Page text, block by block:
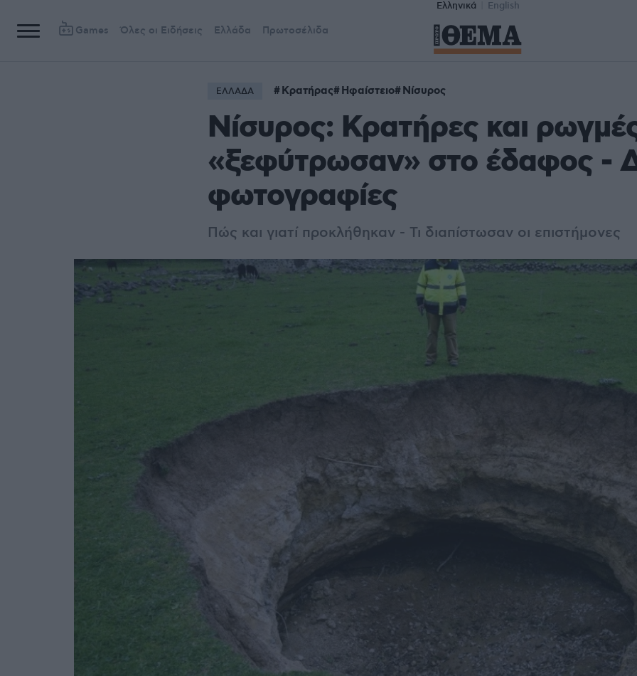
Ελληνικά English
Games Όλες οι Ειδήσεις Ελλάδα Πρωτοσέλιδα
ΕΛΛΑΔΑ Κρατήρας Ηφαίστειο Νίσυρος
Νίσυρος: Κρατήρες και
«ξεφύτρωσαν» στο έδαφος -
φωτογραφίες
Πώς και γιατί προκλήθηκαν - Τι διαπίστωσαν οι επιστήμονες